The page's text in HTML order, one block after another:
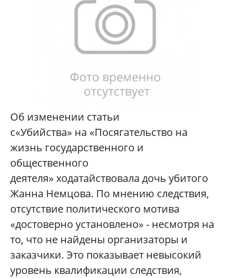
Об изменении статьи
с«Убийства» на «Посягательство на
жизнь государственного и
общественного
деятеля» ходатайствовала дочь убитого
Жанна Немцова. По мнению следствия,
отсутствие политического мотива
«достоверно установлено» - несмотря на
то, что не найдены организаторы и
заказчики. Это показывает невысокий
уровень квалификации следствия,